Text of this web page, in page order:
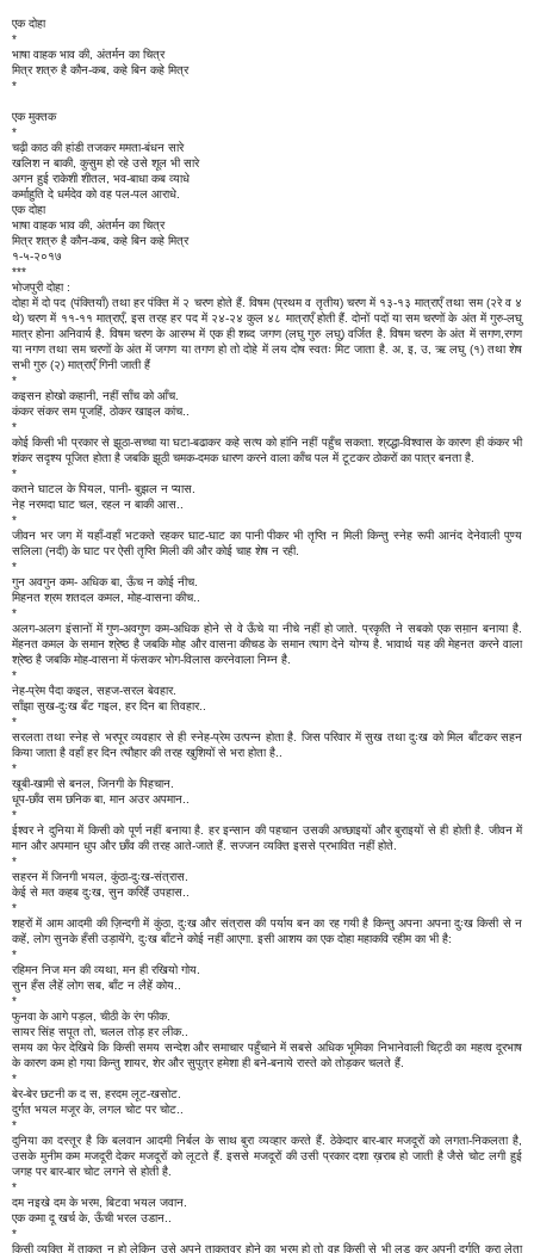
एक दोहा
*
भाषा वाहक भाव की, अंतर्मन का चित्र
मित्र शत्रु है कौन-कब, कहे बिन कहे मित्र
*
एक मुक्तक
*
चढ़ी काठ की हांडी तजकर ममता-बंधन सारे
खलिश न बाकी, कुसुम हो रहे उसे शूल भी सारे
अगन हुई राकेशी शीतल, भव-बाधा कब व्याधे
कर्माहुति दे धर्मदेव को वह पल-पल आराधे.
एक दोहा
भाषा वाहक भाव की, अंतर्मन का चित्र
मित्र शत्रु है कौन-कब, कहे बिन कहे मित्र
१-५-२०१७
***
भोजपुरी दोहा :
दोहा में दो पद (पंक्तियाँ) तथा हर पंक्ति में २ चरण होते हैं. विषम (प्रथम व तृतीय) चरण में १३-१३ मात्राएँ तथा सम (२रे व ४
थे) चरण में ११-११ मात्राएँ, इस तरह हर पद में २४-२४ कुल ४८ मात्राएँ होती हैं. दोनों पदों या सम चरणों के अंत में गुरु-लघु
मात्र होना अनिवार्य है. विषम चरण के आरम्भ में एक ही शब्द जगण (लघु गुरु लघु) वर्जित है. विषम चरण के अंत में सगण,रगण
या नगण तथा सम चरणों के अंत में जगण या तगण हो तो दोहे में लय दोष स्वतः मिट जाता है. अ, इ, उ, ऋ लघु (१) तथा शेष
सभी गुरु (२) मात्राएँ गिनी जाती हैं
*
कइसन होखो कहानी, नहीं साँच को आँच.
कंकर संकर सम पूजहिं, ठोकर खाइल कांच..
*
कोई किसी भी प्रकार से झूठा-सच्चा या घटा-बढाकर कहे सत्य को हांनि नहीं पहुँच सकता. श्रद्धा-विश्वास के कारण ही कंकर भी
शंकर सदृश्य पूजित होता है जबकि झूठी चमक-दमक धारण करने वाला काँच पल में टूटकर ठोकरों का पात्र बनता है.
*
कतने घाटल के पियल, पानी- बुझल न प्यास.
नेह नरमदा घाट चल, रहल न बाकी आस..
*
जीवन भर जग में यहाँ-वहाँ भटकते रहकर घाट-घाट का पानी पीकर भी तृप्ति न मिली किन्तु स्नेह रूपी आनंद देनेवाली पुण्य
सलिला (नदी) के घाट पर ऐसी तृप्ति मिली की और कोई चाह शेष न रही.
*
गुन अवगुन कम- अधिक बा, ऊँच न कोई नीच.
मिहनत श्रम शतदल कमल, मोह-वासना कीच..
*
अलग-अलग इंसानों में गुण-अवगुण कम-अधिक होने से वे ऊँचे या नीचे नहीं हो जाते. प्रकृति ने सबको एक सम़ान बनाया है.
मेंहनत कमल के समान श्रेष्ठ है जबकि मोह और वासना कीचड के समान त्याग देने योग्य है. भावार्थ यह की मेहनत करने वाला
श्रेष्ठ है जबकि मोह-वासना में फंसकर भोग-विलास करनेवाला निम्न है.
*
नेह-प्रेम पैदा कइल, सहज-सरल बेवहार.
साँझा सुख-दुःख बँट गइल, हर दिन बा तिवहार..
*
सरलता तथा स्नेह से भरपूर व्यवहार से ही स्नेह-प्रेम उत्पन्न होता है. जिस परिवार में सुख तथा दुःख को मिल बाँटकर सहन
किया जाता है वहाँ हर दिन त्यौहार की तरह खुशियों से भरा होता है..
*
खूबी-खामी से बनल, जिनगी के पिहचान.
धूप-छाँव सम छनिक बा, मान अउर अपमान..
*
ईश्वर ने दुनिया में किसी को पूर्ण नहीं बनाया है. हर इन्सान की पहचान उसकी अच्छाइयों और बुराइयों से ही होती है. जीवन में
मान और अपमान धुप और छाँव की तरह आते-जाते हैं. सज्जन व्यक्ति इससे प्रभावित नहीं होते.
*
सहरन में जिनगी भयल, कुंठा-दुःख-संत्रास.
केई से मत कहब दुःख, सुन करिहैं उपहास..
*
शहरों में आम आदमी की ज़िन्दगी में कुंठा, दुःख और संत्रास की पर्याय बन का रह गयी है किन्तु अपना अपना दुःख किसी से न
कहें, लोग सुनके हँसी उड़ायेंगे, दुःख बाँटने कोई नहीं आएगा. इसी आशय का एक दोहा महाकवि रहीम का भी है:
*
रहिमन निज मन की व्यथा, मन ही रखियो गोय.
सुन हँस लैहें लोग सब, बाँट न लैहें कोय..
*
फुनवा के आगे पड़ल, चीठी के रंग फीक.
सायर सिंह सपूत तो, चलल तोड़ हर लीक..
समय का फेर देखिये कि किसी समय सन्देश और समाचार पहुँचाने में सबसे अधिक भूमिका निभानेवाली चिट्ठी का महत्व दूरभाष
के कारण कम हो गया किन्तु शायर, शेर और सुपुत्र हमेशा ही बने-बनाये रास्ते को तोड़कर चलते हैं.
*
बेर-बेर छटनी क द स, हरदम लूट-खसोट.
दुर्गत भयल मजूर के, लगल चोट पर चोट..
*
दुनिया का दस्तूर है कि बलवान आदमी निर्बल के साथ बुरा व्यव्हार करते हैं. ठेकेदार बार-बार मजदूरों को लगता-निकलता है,
उसके मुनीम कम मजदूरी देकर मजदूरों को लूटते हैं. इससे मजदूरों की उसी प्रकार दशा ख़राब हो जाती है जैसे चोट लगी हुई
जगह पर बार-बार चोट लगने से होती है.
*
दम नइखे दम के भरम, बिटवा भयल जवान.
एक कमा दू खर्च के, ऊँची भरल उडान..
*
किसी व्यक्ति में ताकत न हो लेकिन उसे अपने ताकतवर होने का भ्रम हो तो वह किसी से भी लड़ कर अपनी दुर्गति करा लेता